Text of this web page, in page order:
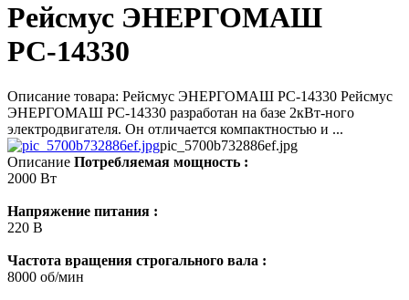
Рейсмус ЭНЕРГОМАШ
РС-14330
Описание товара: Рейсмус ЭНЕРГОМАШ РС-14330 Рейсмус
ЭНЕРГОМАШ РС-14330 разработан на базе 2кВт-ного
электродвигателя. Он отличается компактностью и ...
pic_5700b732886ef.jpg
Описание Потребляемая мощность :
2000 Вт
Напряжение питания :
220 В
Частота вращения строгального вала :
8000 об/мин